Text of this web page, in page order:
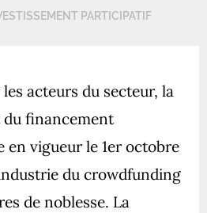
PARTICIPATIF
acteurs du secteur, la
du financement
vigueur le 1er octobre
du crowdfunding
de noblesse. La